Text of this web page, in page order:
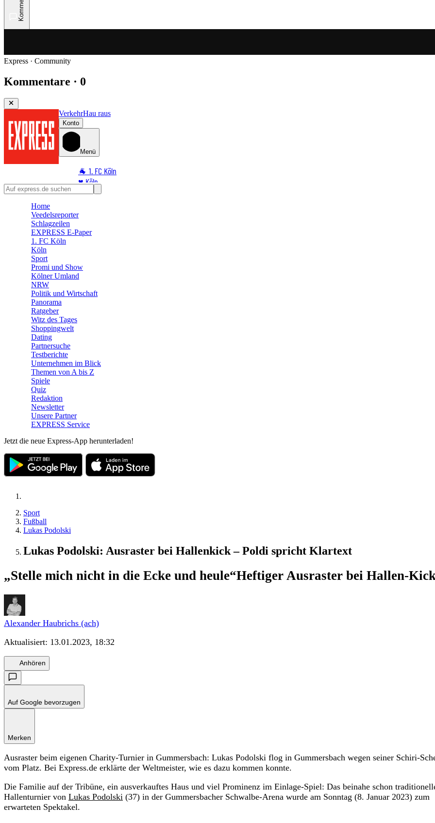
Express · Community
Kommentare · 0
VerkehrHau raus
Konto
Menü
🐐 1. FC Köln
♥️ Köln
⭐ Promi
🛒 Shoppingwelt
🧩 Spiele
Home
Veedelsreporter
Schlagzeilen
EXPRESS E-Paper
1. FC Köln
Köln
Sport
Promi und Show
Kölner Umland
NRW
Politik und Wirtschaft
Panorama
Ratgeber
Witz des Tages
Shoppingwelt
Dating
Partnersuche
Testberichte
Unternehmen im Blick
Themen von A bis Z
Spiele
Quiz
Redaktion
Newsletter
Unsere Partner
EXPRESS Service
Jetzt die neue Express-App herunterladen!
Sport
Fußball
Lukas Podolski
Lukas Podolski: Ausraster bei Hallenkick – Poldi spricht Klartext
„Stelle mich nicht in die Ecke und heule“Heftiger Ausraster bei Hallen-
Alexander Haubrichs (ach)
Aktualisiert: 13.01.2023, 18:32
Anhören
Auf Google bevorzugen
Merken
Ausraster beim eigenen Charity-Turnier in Gummersbach: Lukas Podolski flog in Gummersbach wegen seiner Schiri-
vom Platz. Bei Express.de erklärte der Weltmeister, wie es dazu kommen konnte.
Die Familie auf der Tribüne, ein ausverkauftes Haus und viel Prominenz im Einlage-Spiel: Das beinahe schon
Hallenturnier von Lukas Podolski (37) in der Gummersbacher Schwalbe-Arena wurde am Sonntag (8. Januar 2023) zum
erwarteten Spektakel.